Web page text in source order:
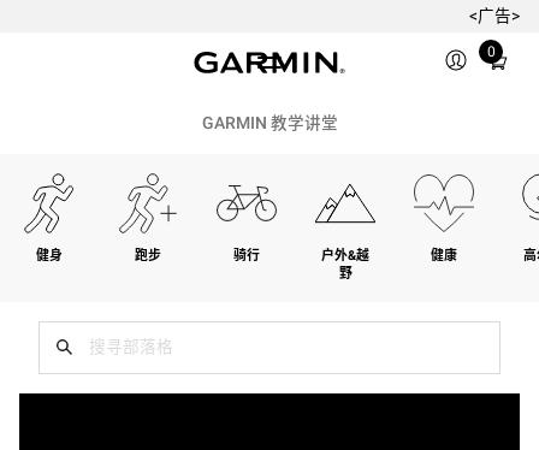
<广告>
0
Total
items
GARMIN 教学讲堂
健身 跑步 骑行
户外&越
野
健康 高